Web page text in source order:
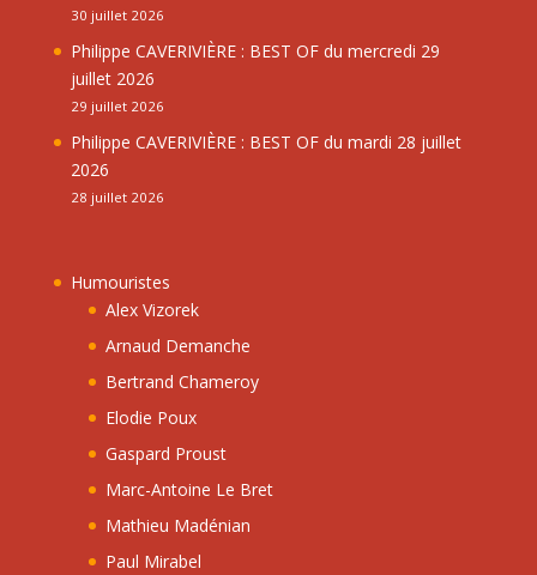
30 juillet 2026
Philippe CAVERIVIÈRE : BEST OF du mercredi 29
juillet 2026
29 juillet 2026
Philippe CAVERIVIÈRE : BEST OF du mardi 28 juillet
2026
28 juillet 2026
Humouristes
Alex Vizorek
Arnaud Demanche
Bertrand Chameroy
Elodie Poux
Gaspard Proust
Marc-Antoine Le Bret
Mathieu Madénian
Paul Mirabel